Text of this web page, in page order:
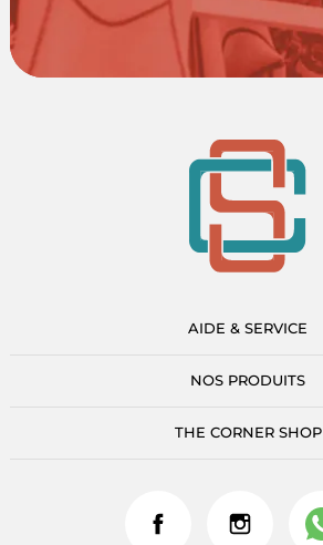
AIDE & SERVICE
NOS PRODUITS
THE CORNER SHOP